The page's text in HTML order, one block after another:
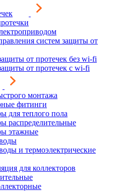
систем защиты от
от протечек без wi-fi
от протечек с wi-fi
монтажа
фитинги
для теплого пола
распределительные
этажные
и термоэлектрические
для коллекторов